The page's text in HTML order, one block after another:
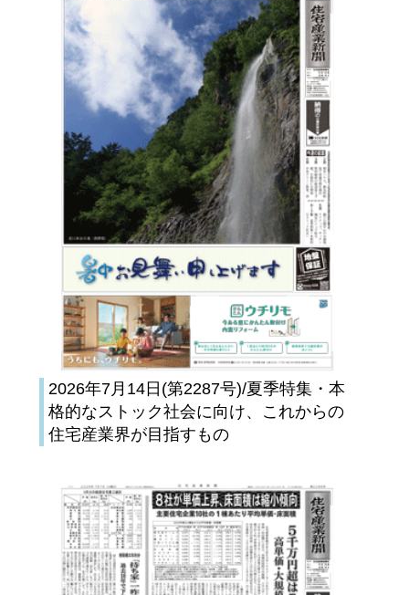
2026年7月14日(第2287号)/夏季特集・本
格的なストック社会に向け、これからの
住宅産業界が目指すもの